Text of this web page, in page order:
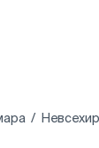
Невсехир